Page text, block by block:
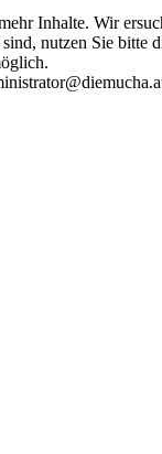
Inhalte. Wir
nutzen Sie